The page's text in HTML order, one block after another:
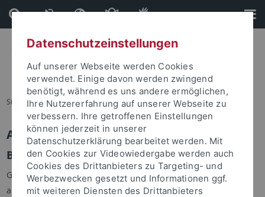
Direkt
zum
Inhalt
Direkt
zur
Fußleiste
Sie sind hier: Startseite
Anmelden
Benutzeranmeldung
Geben Sie Ihren Benutzernamen und Ihr Passwort an um sich
anzumelden:
Datenschutzeinstellungen
Auf unserer Webseite werden Cookies
verwendet. Einige davon werden zwingend
benötigt, während es uns andere ermöglichen,
Ihre Nutzererfahrung auf unserer Webseite zu
verbessern. Ihre getroffenen Einstellungen
können jederzeit in unserer
Datenschutzerklärung bearbeitet werden. Mit
den Cookies zur Videowiedergabe werden auch
Cookies des Drittanbieters zu Targeting- und
Werbezwecken gesetzt und Informationen ggf.
mit weiteren Diensten des Drittanbieters